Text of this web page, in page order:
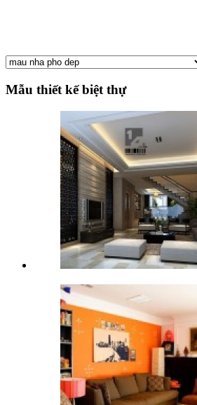
Mẫu thiết kế biệt thự